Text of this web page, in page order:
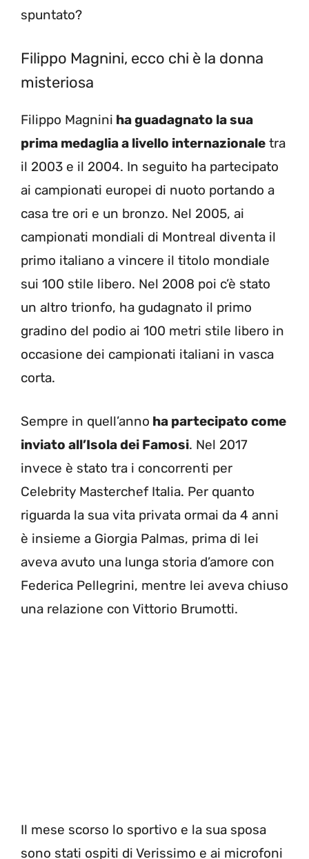
spuntato?
Filippo Magnini, ecco chi è la donna
misteriosa
Filippo Magnini ha guadagnato la sua
prima medaglia a livello internazionale tra
il 2003 e il 2004. In seguito ha partecipato
ai campionati europei di nuoto portando a
casa tre ori e un bronzo. Nel 2005, ai
campionati mondiali di Montreal diventa il
primo italiano a vincere il titolo mondiale
sui 100 stile libero. Nel 2008 poi c’è stato
un altro trionfo, ha gudagnato il primo
gradino del podio ai 100 metri stile libero in
occasione dei campionati italiani in vasca
corta.
Sempre in quell’anno ha partecipato come
inviato all’Isola dei Famosi. Nel 2017
invece è stato tra i concorrenti per
Celebrity Masterchef Italia. Per quanto
riguarda la sua vita privata ormai da 4 anni
è insieme a Giorgia Palmas, prima di lei
aveva avuto una lunga storia d’amore con
Federica Pellegrini, mentre lei aveva chiuso
una relazione con Vittorio Brumotti.
Il mese scorso lo sportivo e la sua sposa
sono stati ospiti di Verissimo e ai microfoni